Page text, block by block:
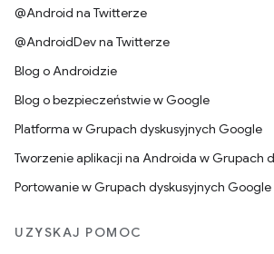
@Android na Twitterze
@AndroidDev na Twitterze
Blog o Androidzie
Blog o bezpieczeństwie w Google
Platforma w Grupach dyskusyjnych Google
Tworzenie aplikacji na Androida w Grupach
Portowanie w Grupach dyskusyjnych Google
UZYSKAJ POMOC